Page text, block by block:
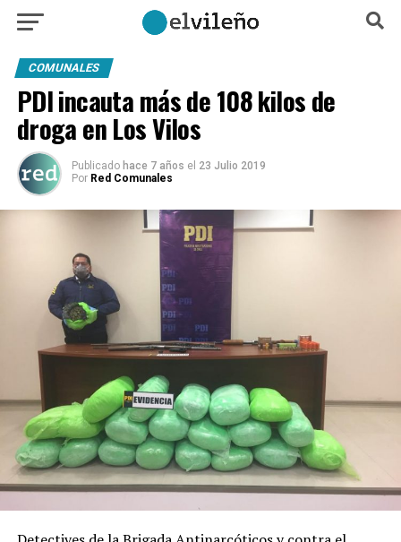
COMUNALES
PDI incauta más de 108 kilos de
droga en Los Vilos
Publicado hace 7 años el 23 Julio 2019
Por Red Comunales